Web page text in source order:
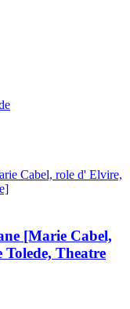
[Marie Cabel,
Theatre